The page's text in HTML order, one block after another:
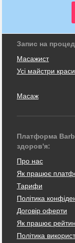
Запис на
Масажист
Усі майстри краси
Масаж
Платформа
здоров'я:
Про нас
Як працює
Тарифи
Політика
Договір оферти
Як працює
Політика